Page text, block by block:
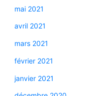
mai 2021
avril 2021
mars 2021
février 2021
janvier 2021